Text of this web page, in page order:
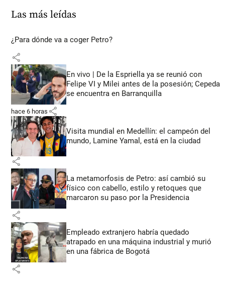
Las más leídas
¿Para dónde va a coger Petro?
share
En vivo | De la Espriella ya se reunió con
Felipe VI y Milei antes de la posesión; Cepeda
se encuentra en Barranquilla
hace 6 horas share
Visita mundial en Medellín: el campeón del
mundo, Lamine Yamal, está en la ciudad
share
La metamorfosis de Petro: así cambió su
físico con cabello, estilo y retoques que
marcaron su paso por la Presidencia
share
Empleado extranjero habría quedado
atrapado en una máquina industrial y murió
en una fábrica de Bogotá
share